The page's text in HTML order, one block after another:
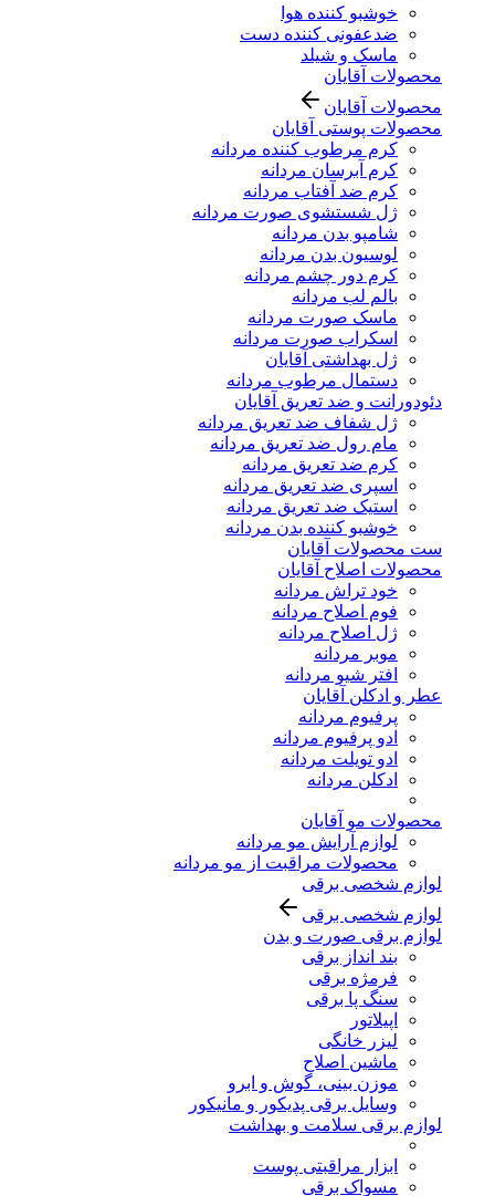
خوشبو کننده هوا
ضدعفونی کننده دست
ماسک و شیلد
محصولات آقایان
محصولات آقایان
محصولات پوستی آقایان
کرم مرطوب کننده مردانه
کرم آبرسان مردانه
کرم ضد آفتاب مردانه
ژل شستشوی صورت مردانه
شامپو بدن مردانه
لوسیون بدن مردانه
کرم دور چشم مردانه
بالم لب مردانه
ماسک صورت مردانه
اسکراب صورت مردانه
ژل بهداشتی آقایان
دستمال مرطوب مردانه
دئودورانت و ضد تعریق آقایان
ژل شفاف ضد تعریق مردانه
مام رول ضد تعریق مردانه
کرم ضد تعریق مردانه
اسپری ضد تعریق مردانه
استیک ضد تعریق مردانه
خوشبو کننده بدن مردانه
ست محصولات آقایان
محصولات اصلاح آقایان
خود تراش مردانه
فوم اصلاح مردانه
ژل اصلاح مردانه
موبر مردانه
افتر شیو مردانه
عطر و ادکلن آقایان
پرفیوم مردانه
ادو پرفیوم مردانه
ادو تویلت مردانه
ادکلن مردانه
محصولات مو آقایان
لوازم آرایش مو مردانه
محصولات مراقبت از مو مردانه
لوازم شخصی برقی
لوازم شخصی برقی
لوازم برقی صورت و بدن
بند انداز برقی
فرمژه برقی
سنگ پا برقی
اپیلاتور
لیزر خانگی
ماشین اصلاح
موزن بینی، گوش و ابرو
وسایل برقی پدیکور و مانیکور
لوازم برقی سلامت و بهداشت
ابزار مراقبتی پوست
مسواک برقی